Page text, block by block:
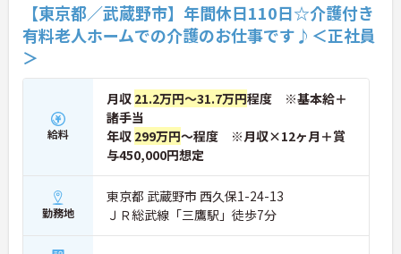
【東京都／武蔵野市】年間休日110日☆介護付き
有料老人ホームでの介護のお仕事です♪＜正社員
＞
給料
月収 21.2万円～31.7万円程度 ※基本給＋
諸手当
年収 299万円～程度 ※月収×12ヶ月＋賞
与450,000円想定
勤務地
東京都 武蔵野市 西久保1-24-13
ＪＲ総武線「三鷹駅」徒歩7分